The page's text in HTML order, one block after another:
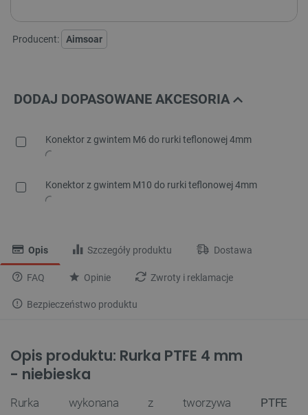
Producent: Aimsoar
DODAJ DOPASOWANE AKCESORIA
Konektor z gwintem M6 do rurki teflonowej 4mm
Konektor z gwintem M10 do rurki teflonowej 4mm
Opis Szczegóły produktu Dostawa
FAQ Opinie Zwroty i reklamacje
Bezpieczeństwo produktu
Opis produktu: Rurka PTFE 4 mm
- niebieska
Rurka wykonana z tworzywa PTFE